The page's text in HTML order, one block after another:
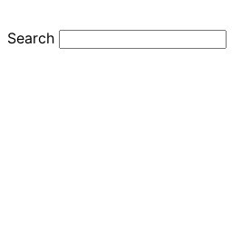
Search